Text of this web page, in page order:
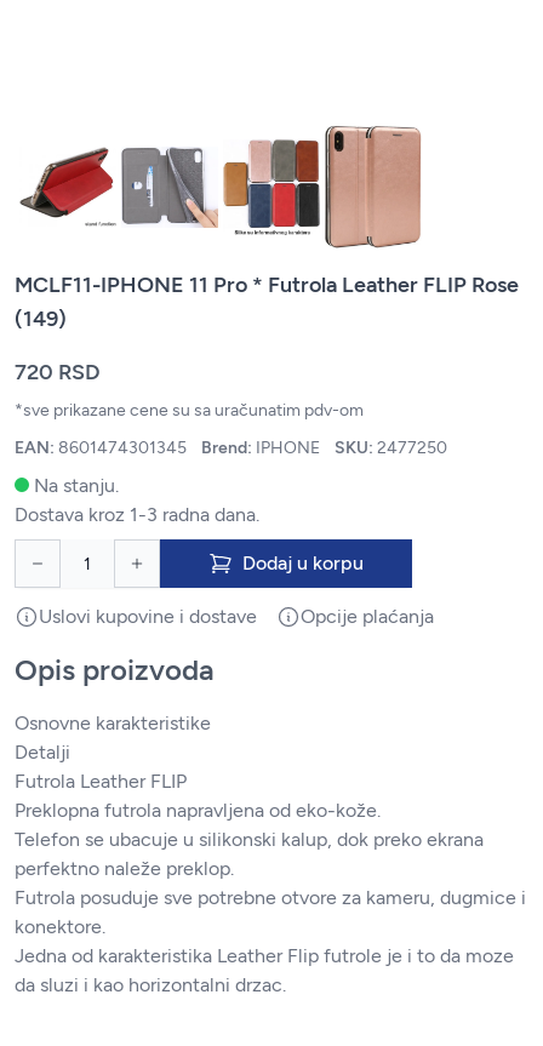
MCLF11-IPHONE 11 Pro * Futrola Leather FLIP Rose
(149)
720 RSD
*sve prikazane cene su sa uračunatim pdv-om
EAN: 8601474301345 Brend: IPHONE SKU: 2477250
Na stanju.
Dostava kroz 1-3 radna dana.
Dodaj u korpu
Uslovi kupovine i dostave Opcije plaćanja
Opis proizvoda
Osnovne karakteristike
Detalji
Futrola Leather FLIP
Preklopna futrola napravljena od eko-kože.
Telefon se ubacuje u silikonski kalup, dok preko ekrana
perfektno naleže preklop.
Futrola posuduje sve potrebne otvore za kameru, dugmice i
konektore.
Jedna od karakteristika Leather Flip futrole je i to da moze
da sluzi i kao horizontalni drzac.